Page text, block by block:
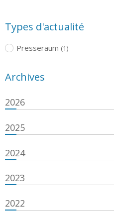
Types d'actualité
Presseraum (1)
Archives
2026
2025
2024
2023
2022